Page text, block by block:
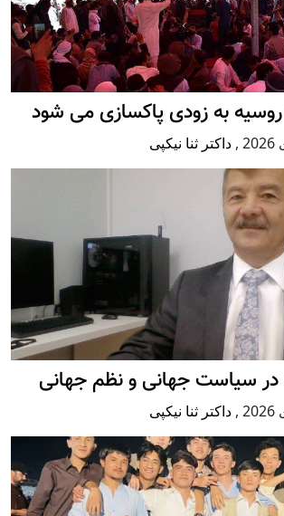
به زودی پاکسازی می شود
, داکتر ثنا نیکپی
سیاست جهانی و نظم جهانی
, داکتر ثنا نیکپی